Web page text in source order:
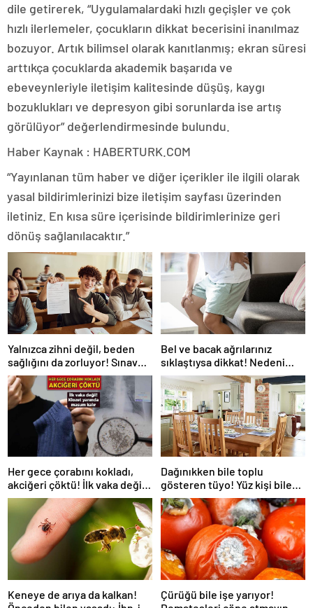
dile getirerek, “Uygulamalardaki hızlı geçişler ve çok
hızlı ilerlemeler, çocukların dikkat becerisini inanılmaz
bozuyor. Artık bilimsel olarak kanıtlanmış; ekran süresi
arttıkça çocuklarda akademik başarıda ve
ebeveynleriyle iletişim kalitesinde düşüş, kaygı
bozuklukları ve depresyon gibi sorunlarda ise artış
görülüyor” değerlendirmesinde bulundu.
Haber Kaynak : HABERTURK.COM
“Yayınlanan tüm haber ve diğer içerikler ile ilgili olarak
yasal bildirimlerinizi bize iletişim sayfası üzerinden
iletiniz. En kısa süre içerisinde bildirimlerinize geri
dönüş sağlanılacaktır.”
Yalnızca zihni değil, beden
sağlığını da zorluyor! Sınavda
başarı tabakta başlıyor
Bel ve bacak ağrılarınız
sıklaştıysa dikkat! Nedeni
omurga kanalı darlığı olabilir
Her gece çorabını kokladı,
akciğeri çöktü! İlk vaka değil:
‘Klozet yanında masum kalır’
Dağınıkken bile toplu
gösteren tüyo! Yüz kişi bile
gelse fark edilmiyor
Keneye de arıya da kalkan!
Çürüğü bile işe yarıyor!